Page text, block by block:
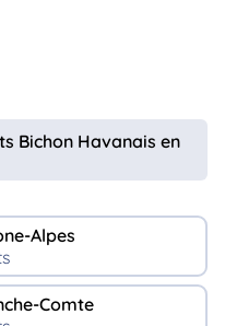
Bichon Havanais en
Alpes
Comte